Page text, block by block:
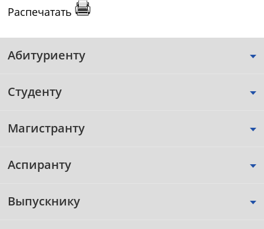
Распечатать
Абитуриенту
Студенту
Магистранту
Аспиранту
Выпускнику